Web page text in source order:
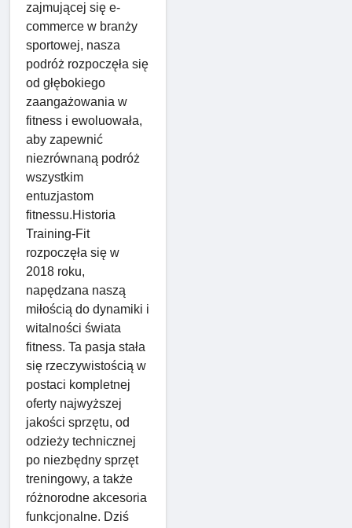
zajmującej się e-
commerce w branży
sportowej, nasza
podróż rozpoczęła się
od głębokiego
zaangażowania w
fitness i ewoluowała,
aby zapewnić
niezrównaną podróż
wszystkim
entuzjastom
fitnessu.Historia
Training-Fit
rozpoczęła się w
2018 roku,
napędzana naszą
miłością do dynamiki i
witalności świata
fitness. Ta pasja stała
się rzeczywistością w
postaci kompletnej
oferty najwyższej
jakości sprzętu, od
odzieży technicznej
po niezbędny sprzęt
treningowy, a także
różnorodne akcesoria
funkcjonalne. Dziś